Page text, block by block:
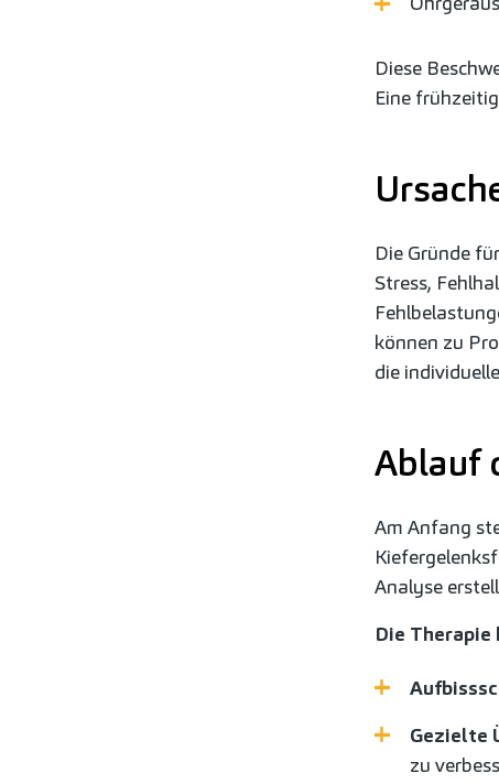
Diese
Eine
Die Gründe
Stress,
können zu
die
Ablauf
Am Anfang
Analyse
Die
Gezielte
zu